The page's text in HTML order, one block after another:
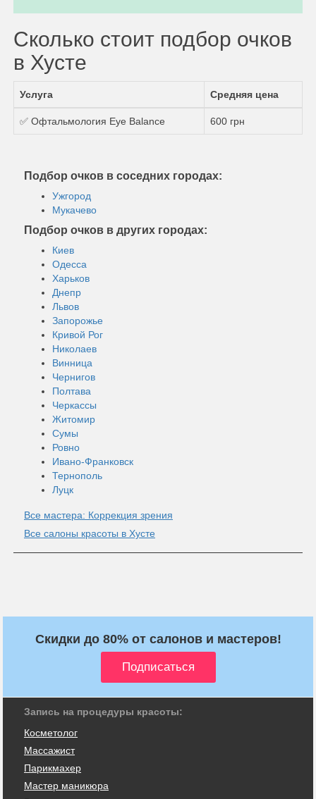
Сколько стоит подбор очков
в Хусте
Услуга Средняя цена
✅ Офтальмология Eye Balance 600 грн
Подбор очков в соседних городах:
Ужгород
Мукачево
Подбор очков в других городах:
Киев
Одесса
Харьков
Днепр
Львов
Запорожье
Кривой Рог
Николаев
Винница
Чернигов
Полтава
Черкассы
Житомир
Сумы
Ровно
Ивано-Франковск
Тернополь
Луцк
Все мастера: Коррекция зрения
Все салоны красоты в Хусте
Скидки до 80% от салонов и мастеров!
Запись на процедуры красоты:
Косметолог
Массажист
Парикмахер
Мастер маникюра